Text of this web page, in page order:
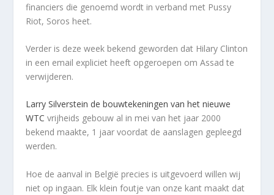
financiers die genoemd wordt in verband met Pussy
Riot, Soros heet.
Verder is deze week bekend geworden dat Hilary Clinton
in een email expliciet heeft opgeroepen om Assad te
verwijderen.
Larry Silverstein de bouwtekeningen van het nieuwe
WTC vrijheids gebouw al in mei van het jaar 2000
bekend maakte, 1 jaar voordat de aanslagen gepleegd
werden.
Hoe de aanval in België precies is uitgevoerd willen wij
niet op ingaan. Elk klein foutje van onze kant maakt dat